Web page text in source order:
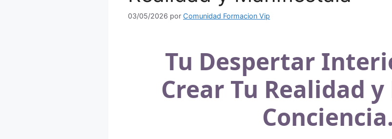
03/05/2026 por Comunidad Formacion Vip
Tu Despertar
Crear Tu Realidad y
Conciencia.